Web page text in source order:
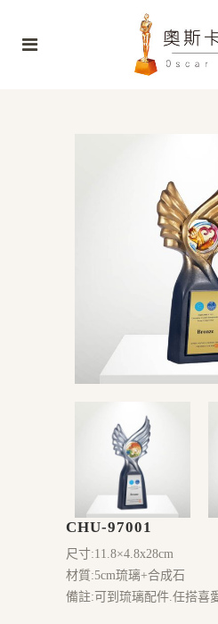
CHU-97001
尺寸:11.8×4.8x28cm
材質:5cm琉璃+合成石
備註:可到琉璃配件.任搭喜